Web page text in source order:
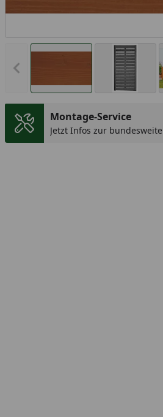
Vorheriges Bild anzeigen
Montage-Service
Jetzt Infos zur